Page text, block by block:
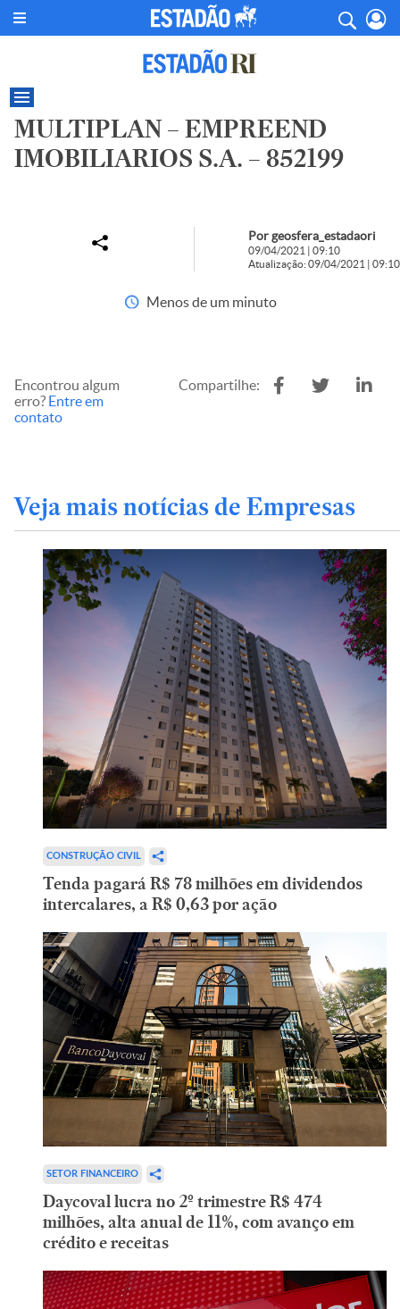
MULTIPLAN – EMPREEND
IMOBILIARIOS S.A. – 852199
Por geosfera_estadaori
09/04/2021 | 09:10
Atualização: 09/04/2021 | 09:10
Menos de um minuto
Encontrou algum
erro? Entre em
contato
Compartilhe:
Veja mais notícias de Empresas
CONSTRUÇÃO CIVIL
Tenda pagará R$ 78 milhões em dividendos
intercalares, a R$ 0,63 por ação
SETOR FINANCEIRO
Daycoval lucra no 2º trimestre R$ 474
milhões, alta anual de 11%, com avanço em
crédito e receitas